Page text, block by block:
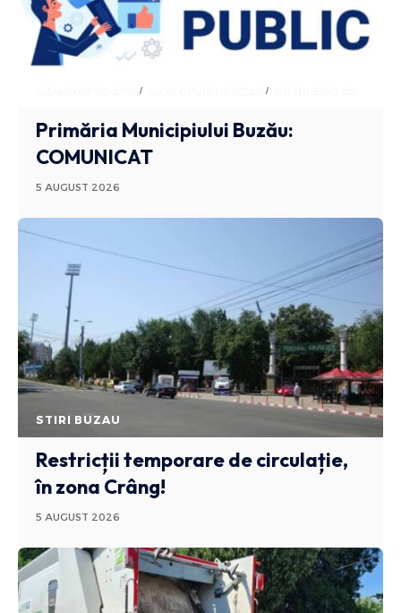
ADMINISTRATIV ANUNTURI BUZAU
Primăria Municipiului Buzău:
COMUNICAT
5 AUGUST 2026
STIRI BUZAU
Restricții temporare de circulație,
în zona Crâng!
5 AUGUST 2026